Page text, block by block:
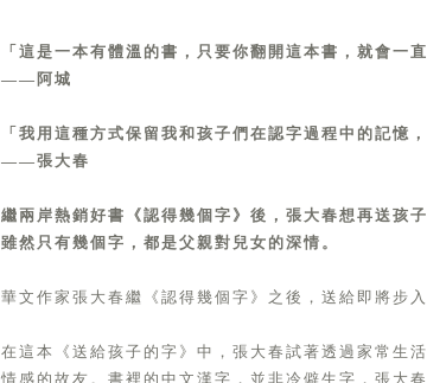
「這是一本有體溫的書，只要你翻開這本書，就會一直
——阿城
「我用這種方式保留我和孩子們在認字過程中的記憶
——張大春
繼兩岸熱銷好書《認得幾個字》後，張大春想再送孩子
雖然只有幾個字，都是父親對兒女的深情。
華文作家張大春繼《認得幾個字》之後，送給即將步
在這本《送給孩子的字》中，張大春試著透過家常生
情感的故友。書裡的中文漢字，並非冷僻生字，張大